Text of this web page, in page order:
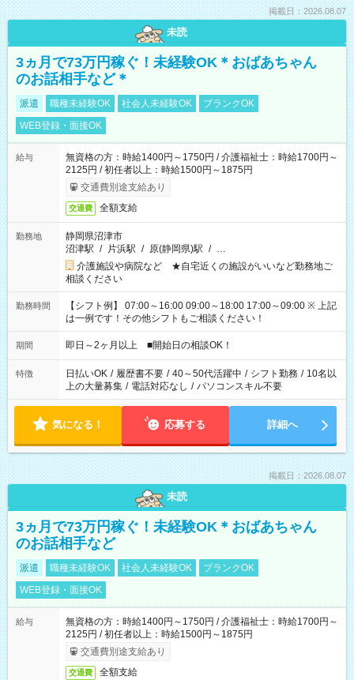
掲載日：2026.08.07
未読
3ヵ月で73万円稼ぐ！未経験OK＊おばあちゃん
のお話相手など＊
派遣 職種未経験OK 社会人未経験OK
ブランクOK
WEB登録・面接OK
給与
無資格の方：時給1400円～1750円 / 介護福祉士：時給1700円～
2125円 / 初任者以上：時給1500円～1875円
交通費別途支給あり
交通費 全額支給
勤務地
静岡県沼津市
沼津駅 / 片浜駅 / 原(静岡県)駅 / …
介護施設や病院など ★自宅近くの施設がいいなど勤務地ご
相談ください
勤務時間
【シフト例】 07:00～16:00 09:00～18:00 17:00～09:00 ※ 上記
は一例です！その他シフトもご相談ください！
期間 即日～2ヶ月以上 ■開始日の相談OK！
特徴 日払いOK / 履歴書不要 / 40～50代活躍中 / シフト勤務 / 10名以
上の大量募集 / 電話対応なし / パソコンスキル不要
気になる！ 応募する 詳細へ
掲載日：2026.08.07
未読
3ヵ月で73万円稼ぐ！未経験OK＊おばあちゃん
のお話相手など
派遣 職種未経験OK 社会人未経験OK
ブランクOK
WEB登録・面接OK
給与
無資格の方：時給1400円～1750円 / 介護福祉士：時給1700円～
2125円 / 初任者以上：時給1500円～1875円
交通費別途支給あり
交通費 全額支給